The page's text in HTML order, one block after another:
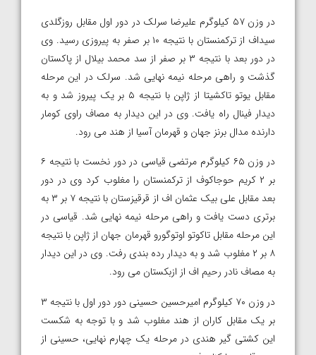
در وزن ۵۷ کیلوگرم علیرضا سرلک در دور اول مقابل روزگلدی
سیداف از ترکمنستان با نتیجه ۱۰ بر صفر به پیروزی رسید. وی
در دور بعد با نتیجه ۳ بر صفر از سد محمد بیلال از پاکستان
گذشت و راهی مرحله نیمه نهایی شد. سرلک در این مرحله
مقابل یوتو تاکشیتا از ژاپن با نتیجه ۵ بر یک پیروز شد و به
دیدار فینال راه یافت. وی در این دیدار به مصاف راوی کومار
دارنده مدال برنز جهان و قهرمان آسیا از هند می رود.
در وزن ۶۵ کیلوگرم مرتضی قیاسی در دور نخست با نتیجه ۶
بر ۲ کریم حوجاکوف از ترکمنستان را مغلوب کرد وی در دور
بعد مقابل علی بیک عثمان اف از قرقیزستان با نتیجه ۷ بر ۳ به
برتری دست یافت و راهی مرحله نیمه نهایی شد. قیاسی در
این مرحله مقابل تاکوتو اوتوگورو قهرمان جهان از ژاپن با نتیجه
۸ بر ۲ مغلوب شد و به دیدار رده بندی رفت. وی در این دیدار
به مصاف نادر رحیم اف از ازبکستان می رود.
در وزن ۷۰ کیلوگرم امیرحسین حسینی دور دور اول با نتیجه ۳
بر یک مقابل کاران از هند مغلوب شد و با توجه به شکست
این کشتی گیر هندی در مرحله یک چهارم نهایی، حسینی از